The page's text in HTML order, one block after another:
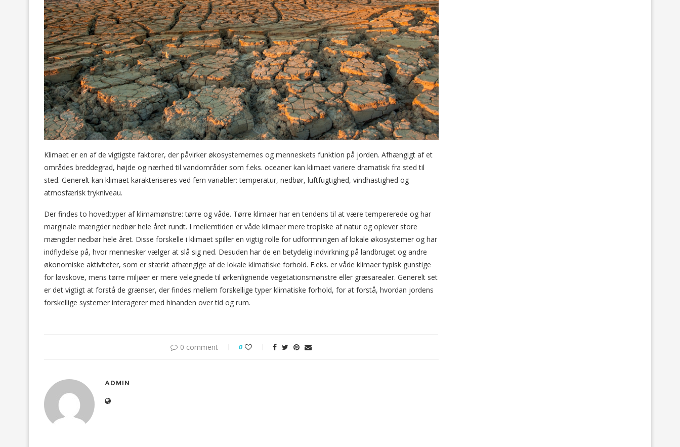
Klimaet er en af de vigtigste faktorer, der påvirker økosystemernes og menneskets funktion på jorden. Afhængigt af et
områdes breddegrad, højde og nærhed til vandområder som f.eks. oceaner kan klimaet variere dramatisk fra sted til
sted. Generelt kan klimaet karakteriseres ved fem variabler: temperatur, nedbør, luftfugtighed, vindhastighed og
atmosfærisk trykniveau.
Der findes to hovedtyper af klimamønstre: tørre og våde. Tørre klimaer har en tendens til at være tempererede og har
marginale mængder nedbør hele året rundt. I mellemtiden er våde klimaer mere tropiske af natur og oplever store
mængder nedbør hele året. Disse forskelle i klimaet spiller en vigtig rolle for udformningen af lokale økosystemer og har
indflydelse på, hvor mennesker vælger at slå sig ned. Desuden har de en betydelig indvirkning på landbruget og andre
økonomiske aktiviteter, som er stærkt afhængige af de lokale klimatiske forhold. F.eks. er våde klimaer typisk gunstige
for løvskove, mens tørre miljøer er mere velegnede til ørkenlignende vegetationsmønstre eller græsarealer. Generelt set
er det vigtigt at forstå de grænser, der findes mellem forskellige typer klimatiske forhold, for at forstå, hvordan jordens
forskellige systemer interagerer med hinanden over tid og rum.
0 comment 0
ADMIN